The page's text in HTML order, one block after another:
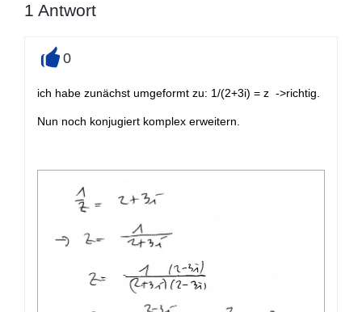
1 Antwort
0
ich habe zunächst umgeformt zu: 1/(2+3i) = z ->richtig.
Nun noch konjugiert komplex erweitern.